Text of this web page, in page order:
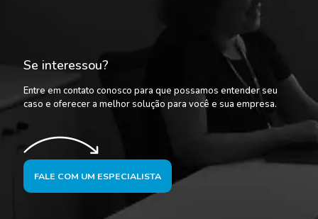
Se interessou?
Entre em contato conosco para que possamos entender seu
caso e oferecer a melhor solução para você e sua empresa.
FALE COM UM ESPECIALISTA